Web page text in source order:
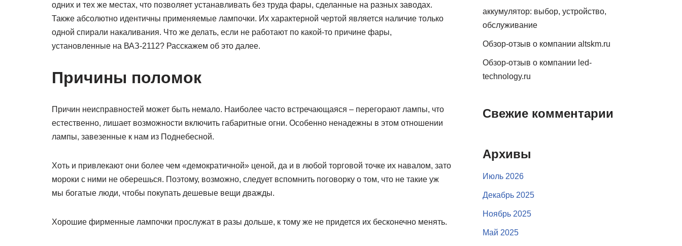
одних и тех же местах, что позволяет устанавливать без труда фары, сделанные на разных заводах.
Также абсолютно идентичны применяемые лампочки. Их характерной чертой является наличие только
одной спирали накаливания. Что же делать, если не работают по какой-то причине фары,
установленные на ВАЗ-2112? Расскажем об это далее.
Причины поломок
Причин неисправностей может быть немало. Наиболее часто встречающаяся – перегорают лампы, что
естественно, лишает возможности включить габаритные огни. Особенно ненадежны в этом отношении
лампы, завезенные к нам из Поднебесной.
Хоть и привлекают они более чем «демократичной» ценой, да и в любой торговой точке их навалом, зато
мороки с ними не оберешься. Поэтому, возможно, следует вспомнить поговорку о том, что не такие уж
мы богатые люди, чтобы покупать дешевые вещи дважды.
Хорошие фирменные лампочки прослужат в разы дольше, к тому же не придется их бесконечно менять.
аккумулятор: выбор, устройство,
обслуживание
Обзор-отзыв о компании altskm.ru
Обзор-отзыв о компании led-
technology.ru
Свежие комментарии
Архивы
Июль 2026
Декабрь 2025
Ноябрь 2025
Май 2025